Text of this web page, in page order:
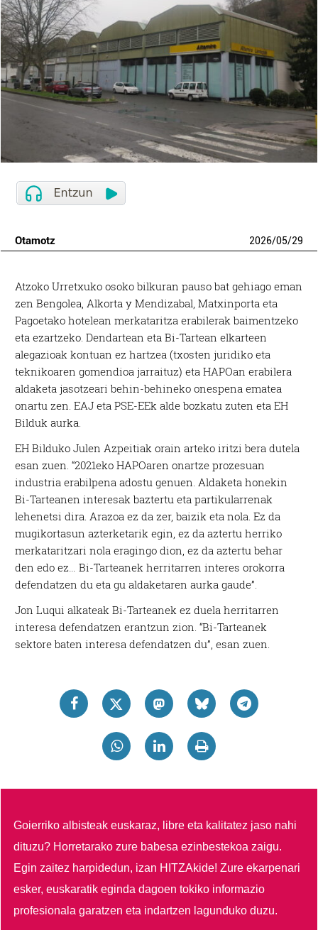
Otamotz 2026/05/29
Atzoko Urretxuko osoko bilkuran pauso bat gehiago eman
zen Bengolea, Alkorta y Mendizabal, Matxinporta eta
Pagoetako hotelean merkataritza erabilerak baimentzeko
eta ezartzeko. Dendartean eta Bi-Tartean elkarteen
alegazioak kontuan ez hartzea (txosten juridiko eta
teknikoaren gomendioa jarraituz) eta HAPOan erabilera
aldaketa jasotzeari behin-behineko onespena ematea
onartu zen. EAJ eta PSE-EEk alde bozkatu zuten eta EH
Bilduk aurka.
EH Bilduko Julen Azpeitiak orain arteko iritzi bera dutela
esan zuen. “2021eko HAPOaren onartze prozesuan
industria erabilpena adostu genuen. Aldaketa honekin
Bi-Tarteanen interesak baztertu eta partikularrenak
lehenetsi dira. Arazoa ez da zer, baizik eta nola. Ez da
mugikortasun azterketarik egin, ez da aztertu herriko
merkataritzari nola eragingo dion, ez da aztertu behar
den edo ez… Bi-Tarteanek herritarren interes orokorra
defendatzen du eta gu aldaketaren aurka gaude”.
Jon Luqui alkateak Bi-Tarteanek ez duela herritarren
interesa defendatzen erantzun zion. “Bi-Tarteanek
sektore baten interesa defendatzen du”, esan zuen.
Goierriko albisteak euskaraz, libre eta kalitatez jaso nahi
dituzu? Horretarako zure babesa ezinbestekoa zaigu.
Egin zaitez harpidedun, izan HITZAkide!Zure ekarpenari
esker, euskaratik eginda dagoen tokiko informazio
profesionala garatzen eta indartzen lagunduko duzu.